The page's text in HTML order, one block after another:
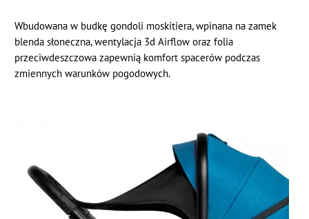
Wbudowana w budkę gondoli moskitiera, wpinana na zamek
blenda słoneczna, wentylacja 3d Airflow oraz folia
przeciwdeszczowa zapewnią komfort spacerów podczas
zmiennych warunków pogodowych.